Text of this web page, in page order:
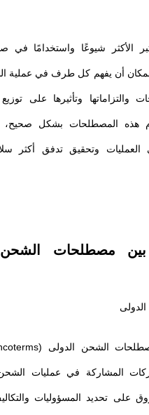
الأكثر شيوعًا واستخدامًا في
بمكان أن يفهم كل طرف في عملية
وتأثيرها على
هذه المصطلحات بشكل
العمليات وتحقيق تدفق أكثر
مصطلحات الشحن
المشاركة في عمليات
على تحديد المسؤوليات